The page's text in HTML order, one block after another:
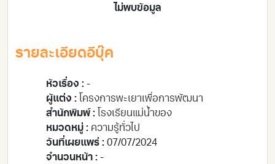
ไม่พบข้อมูล
รายละเอียดอีบุ๊ค
หัวเรื่อง : -
ผู้แต่ง : โครงการพะเยาเพื่อการพัฒนา
สำนักพิมพ์ : โรงเรียนแม่น้ำของ
หมวดหมู่ : ความรู้ทั่วไป
วันที่เผยแพร่ : 07/07/2024
จำนวนหน้า : -